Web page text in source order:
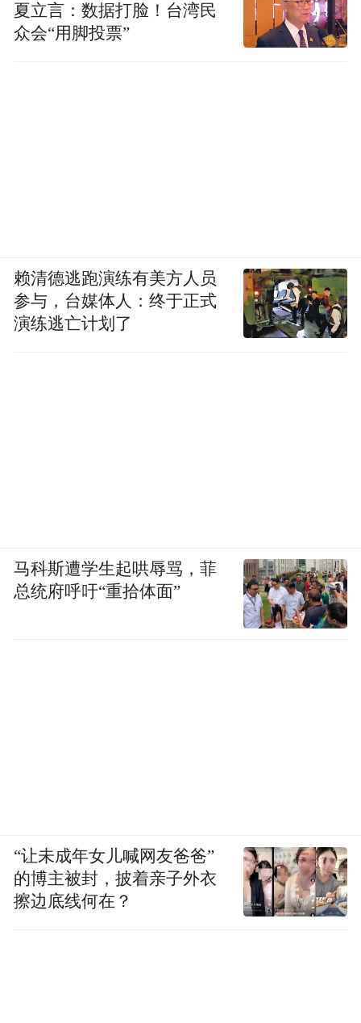
夏立言：数据打脸！台湾民
众会“用脚投票”
赖清德逃跑演练有美方人员
参与，台媒体人：终于正式
演练逃亡计划了
马科斯遭学生起哄辱骂，菲
总统府呼吁“重拾体面”
“让未成年女儿喊网友爸爸”
的博主被封，披着亲子外衣
擦边底线何在？